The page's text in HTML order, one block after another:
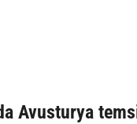
Avusturya